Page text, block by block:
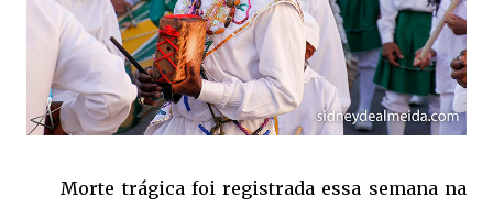
Morte trágica foi registrada essa semana na